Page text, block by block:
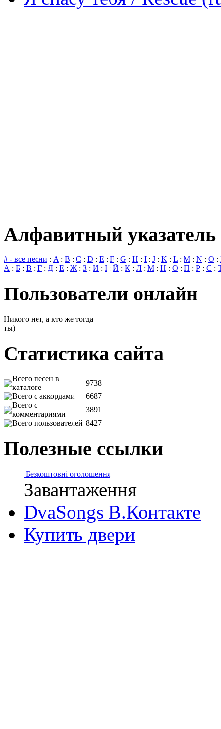
Алфавитный указатель
# - все песни : A: B : C : D : E : F : G : H : I : J : K : L : M : N : O :
А : Б : В : Г : Д : Е : Ж: З : И : І : Й : К : Л : М : Н : О : П : Р : С :
Пользователи онлайн
Никого нет, а кто же тогда
ты)
Статистика сайта
Всего песен в
каталоге
9738
Всего с аккордами
6687
Всего с
комментариями
3891
Всего пользователей 8427
Полезные ссылки
Безкоштовні оголошення
Завантаження
DvaSongs В.Контакте
Купить двери